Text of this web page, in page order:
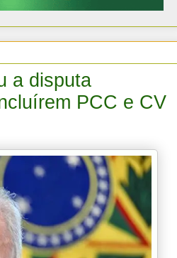
a disputa
PCC e CV